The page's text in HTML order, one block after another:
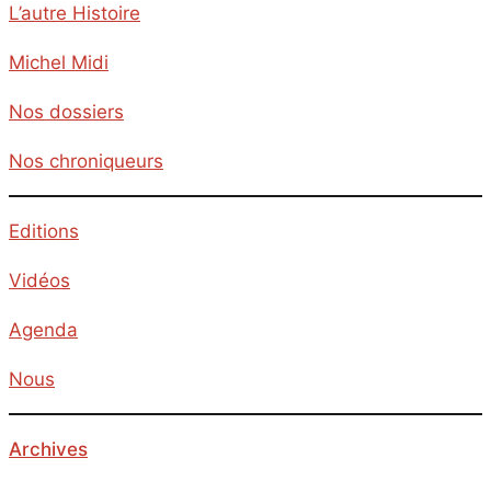
L’autre Histoire
Michel Midi
Nos dossiers
Nos chroniqueurs
Editions
Vidéos
Agenda
Nous
Archives